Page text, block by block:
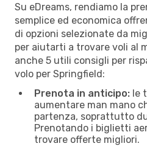
Su eDreams, rendiamo la
semplice ed economica
di opzioni selezionate da
per aiutarti a trovare voli al
anche 5 utili consigli per
volo per Springfield:
Prenota in anticipo: le
aumentare man mano
partenza, soprattutto
Prenotando i biglietti
trovare offerte migliori.